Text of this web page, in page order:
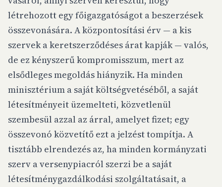
létrehozott egy főigazgatóságot a beszerzések
összevonására. A központosítási érv — a kis
szervek a keretszerződéses árat kapják — valós,
de ez kényszerű kompromisszum, mert az
elsődleges megoldás hiányzik. Ha minden
minisztérium a saját költségvetéséből, a saját
létesítményeit üzemelteti, közvetlenül
szembesül azzal az árral, amelyet fizet; egy
összevonó közvetítő ezt a jelzést tompítja. A
tisztább elrendezés az, ha minden kormányzati
szerv a versenypiacról szerzi be a saját
létesítménygazdálkodási szolgáltatásait, a